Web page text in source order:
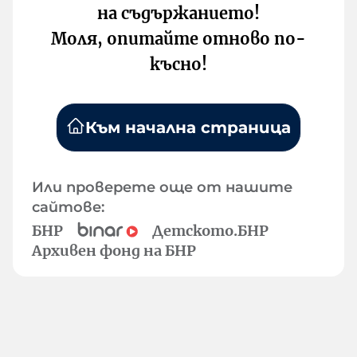
на съдържанието!
Моля, опитайте отново по-
късно!
Към начална страница
Или проверете още от нашите
сайтове:
БНР
Детското.БНР
Архивен фонд на БНР